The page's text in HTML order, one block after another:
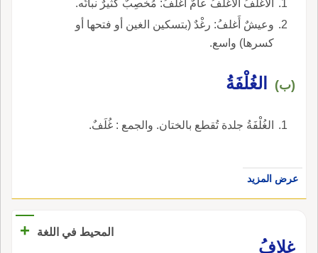
الأَغْلَفُ الأَغْلَفُ عامٌ أَغلفُ: مُخْصِبٌ كثيرٌ نباتُه.
وعيشٌ أَغلفُ: رغْدٌ (بتسكين الغين أو فتحها أو
كسرها) واسع.
(ب) الغُلْفَةُ
الغُلْفَةُ جلدة تُقطع بالختان. والجمع : غُلَفٌ.
عرض المزيد
المحيط في اللغة
+
غِلافُ